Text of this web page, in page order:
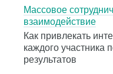
Массовое
взаимодействие
Как привлекать
каждого участника
результатов